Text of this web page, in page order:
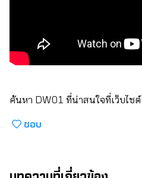
ค้นหา DW01 ที่น่าสนใจที่เว็บไซต์
ชอบ